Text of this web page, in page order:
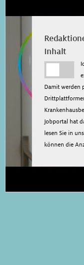
Inhalt
Damit werden
Jobportal hat
lesen Sie in
können die